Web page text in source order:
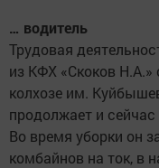
… водитель
Трудовая
из КФХ «Скоков
колхозе им.
продолжает и
Во время уборки он
комбайнов на ток, в